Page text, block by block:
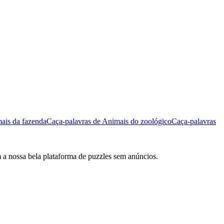
da fazendaCaça-palavras de Animais do zoológicoCaça-palavras
bela plataforma de puzzles sem anúncios.